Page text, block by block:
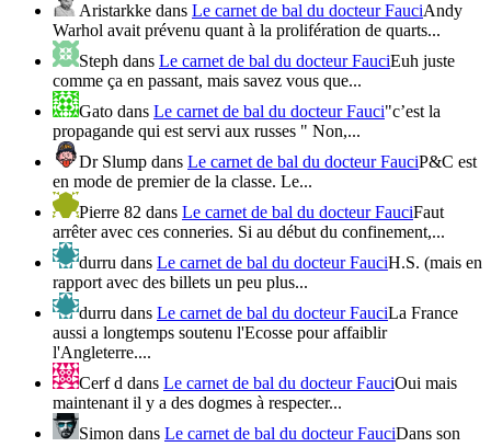
Aristarkke dans Le carnet de bal du docteur FauciAndy
Warhol avait prévenu quant à la prolifération de quarts...
Steph dans Le carnet de bal du docteur FauciEuh juste
comme ça en passant, mais savez vous que...
Gato dans Le carnet de bal du docteur Fauci"c’est la
propagande qui est servi aux russes " Non,...
Dr Slump dans Le carnet de bal du docteur FauciP&C est
en mode de premier de la classe. Le...
Pierre 82 dans Le carnet de bal du docteur FauciFaut
arrêter avec ces conneries. Si au début du confinement,...
durru dans Le carnet de bal du docteur FauciH.S. (mais en
rapport avec des billets un peu plus...
durru dans Le carnet de bal du docteur FauciLa France
aussi a longtemps soutenu l'Ecosse pour affaiblir
l'Angleterre....
Cerf d dans Le carnet de bal du docteur FauciOui mais
maintenant il y a des dogmes à respecter...
Simon dans Le carnet de bal du docteur FauciDans son